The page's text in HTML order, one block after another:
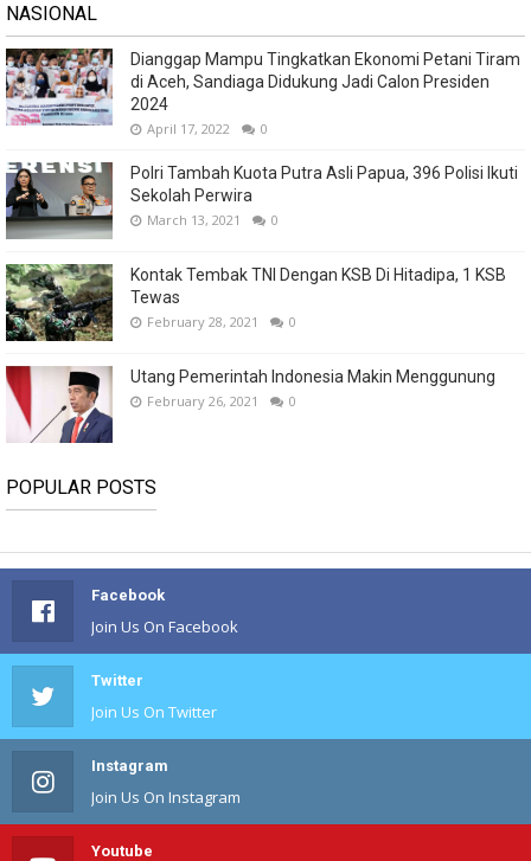
NASIONAL
Dianggap Mampu Tingkatkan Ekonomi Petani Tiram
di Aceh, Sandiaga Didukung Jadi Calon Presiden
2024
April 17, 2022 0
Polri Tambah Kuota Putra Asli Papua, 396 Polisi Ikuti
Sekolah Perwira
March 13, 2021 0
Kontak Tembak TNI Dengan KSB Di Hitadipa, 1 KSB
Tewas
February 28, 2021 0
Utang Pemerintah Indonesia Makin Menggunung
February 26, 2021 0
POPULAR POSTS
Facebook
Join Us On Facebook
Twitter
Join Us On Twitter
Instagram
Join Us On Instagram
Youtube